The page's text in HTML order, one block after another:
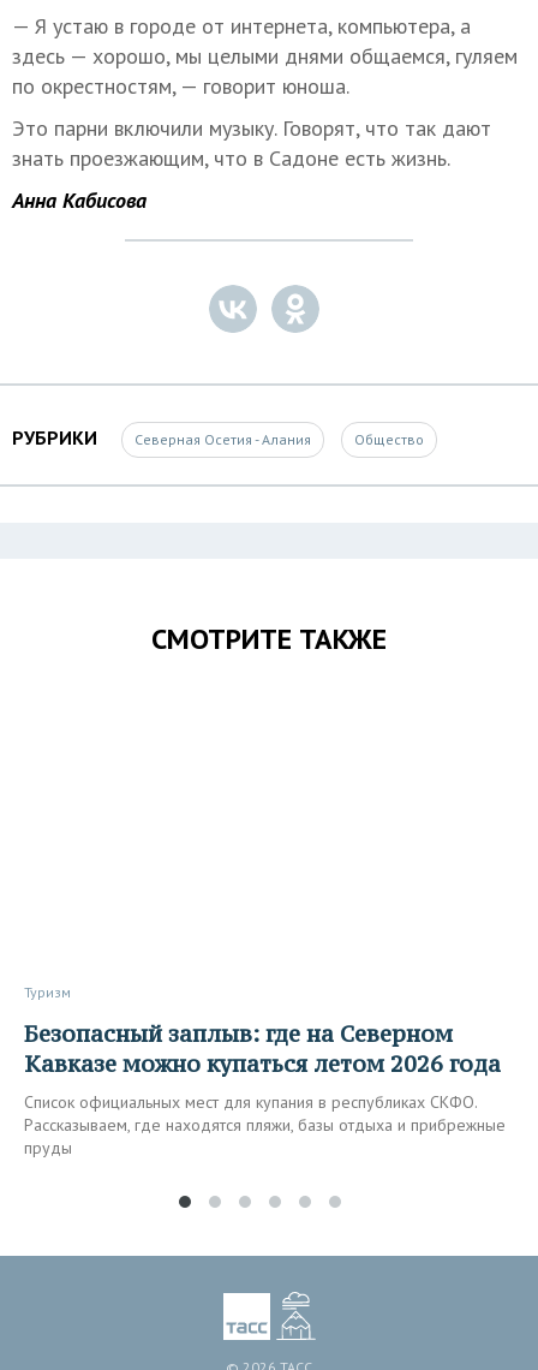
— Я устаю в городе от интернета, компьютера, а
здесь — хорошо, мы целыми днями общаемся, гуляем
по окрестностям, — говорит юноша.
Это парни включили музыку. Говорят, что так дают
знать проезжающим, что в Садоне есть жизнь.
Анна Кабисова
РУБРИКИ Северная Осетия - Алания Общество
СМОТРИТЕ ТАКЖЕ
Туризм
Безопасный заплыв: где на Северном
Кавказе можно купаться летом 2026 года
Список официальных мест для купания в республиках СКФО.
Рассказываем, где находятся пляжи, базы отдыха и прибрежные
пруды